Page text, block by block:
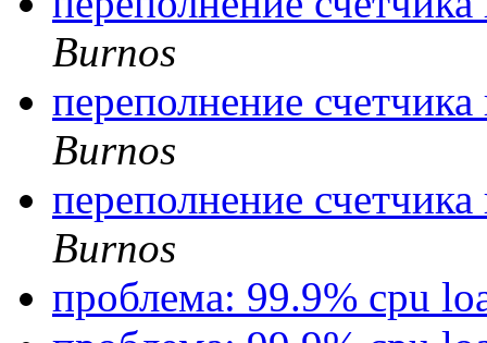
Burnos
переполнение
Burnos
переполнение
Burnos
проблема: 99.9% cpu